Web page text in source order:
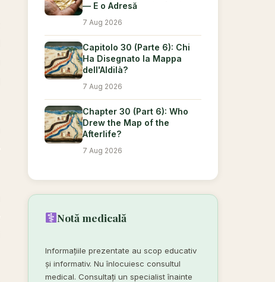
— E o Adresă
7 Aug 2026
Capitolo 30 (Parte 6): Chi
Ha Disegnato la Mappa
dell'Aldilà?
7 Aug 2026
Chapter 30 (Part 6): Who
Drew the Map of the
Afterlife?
7 Aug 2026
Notă medicală
Informațiile prezentate au scop educativ
și informativ. Nu înlocuiesc consultul
medical. Consultați un specialist înainte